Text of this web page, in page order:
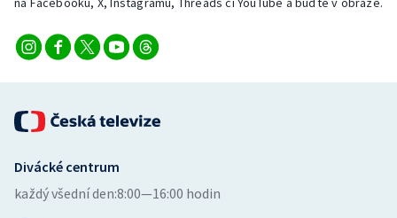
Divácké centrum
každý všední den:8:00—16:00 hodin